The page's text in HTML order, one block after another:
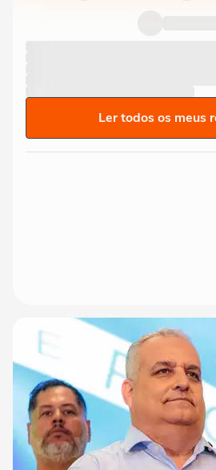
Ler todos os meus